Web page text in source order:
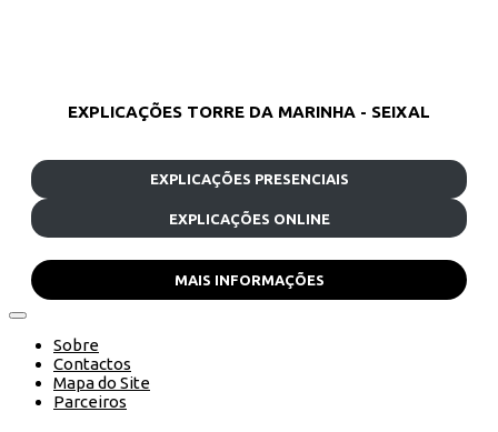
EXPLICAÇÕES TORRE DA MARINHA - SEIXAL
EXPLICAÇÕES PRESENCIAIS
EXPLICAÇÕES ONLINE
MAIS INFORMAÇÕES
Sobre
Contactos
Mapa do Site
Parceiros